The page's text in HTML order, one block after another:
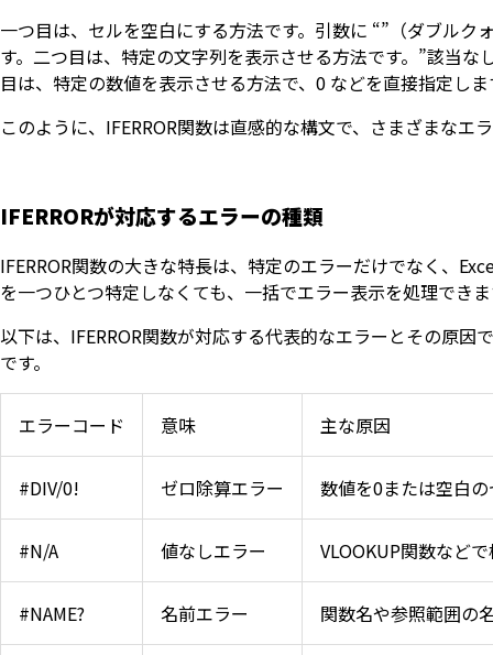
一つ目は、セルを空白にする方法です。引数に “”（ダブル
す。二つ目は、特定の文字列を表示させる方法です。”該当
目は、特定の数値を表示させる方法で、0 などを直接指定し
このように、IFERROR関数は直感的な構文で、さまざまなエ
IFERRORが対応するエラーの種類
IFERROR関数の大きな特長は、特定のエラーだけでなく、
を一つひとつ特定しなくても、一括でエラー表示を処理でき
以下は、IFERROR関数が対応する代表的なエラーとその原
です。
エラーコード 意味 主な原因
#DIV/0! ゼロ除算エラー 数値を0または空白
#N/A 値なしエラー VLOOKUP関数など
#NAME? 名前エラー 関数名や参照範囲の